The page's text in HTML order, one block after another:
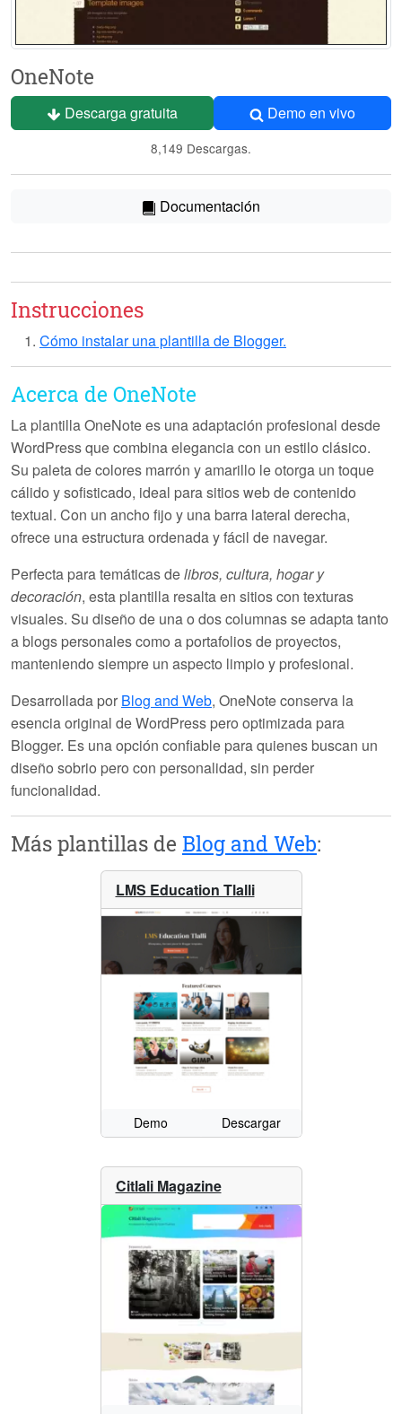
OneNote
Descarga gratuita Demo en vivo
8,149 Descargas.
Documentación
Instrucciones
Cómo instalar una plantilla de Blogger.
Acerca de OneNote
La plantillaOneNotees una adaptación profesional desde
WordPress que combina elegancia con un estilo clásico.
Su paleta de colores marrón y amarillo le otorga un toque
cálido y sofisticado, ideal para sitios web de contenido
textual. Con un ancho fijo y una barra lateral derecha,
ofrece una estructura ordenada y fácil de navegar.
Perfecta para temáticas delibros, cultura, hogar y
decoración, esta plantilla resalta en sitios con texturas
visuales. Su diseño de una o dos columnas se adapta tanto
a blogs personales como a portafolios de proyectos,
manteniendo siempre un aspecto limpio y profesional.
Desarrollada por Blog and Web, OneNoteconserva la
esencia original de WordPress pero optimizada para
Blogger. Es una opción confiable para quienes buscan un
diseño sobrio pero con personalidad, sin perder
funcionalidad.
Más plantillas de Blog and Web:
LMS Education Tlalli
Demo Descargar
Citlali Magazine